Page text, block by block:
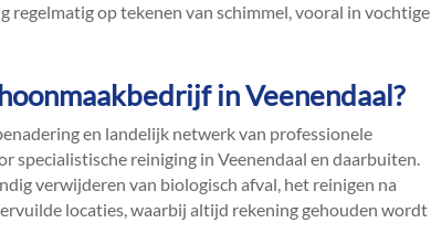
regelmatig op tekenen van schimmel, vooral in vochtige
in Veenendaal?
en landelijk netwerk van professionele
specialistische reiniging in Veenendaal en daarbuiten.​
verwijderen van biologisch afval, het reinigen na
locaties, waarbij altijd rekening gehouden wordt